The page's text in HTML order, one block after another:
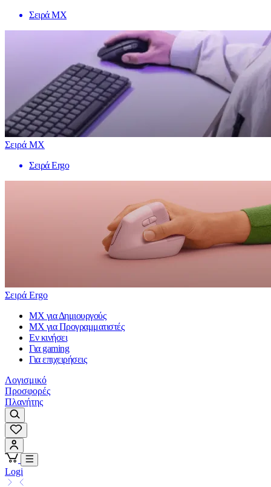
Σειρά MX
Σειρά MX
Σειρά Ergo
Σειρά Ergo
MX για Δημιουργούς
MX για Προγραμματιστές
Εν κινήσει
Για gaming
Για επιχειρήσεις
Λογισμικό
Προσφορές
Πλανήτης
Logi